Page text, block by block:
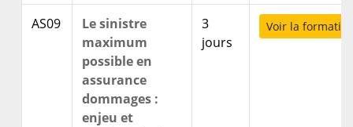
AS09
Le sinistre
maximum
possible en
assurance
dommages :
enjeu et
3
jours
Voir la